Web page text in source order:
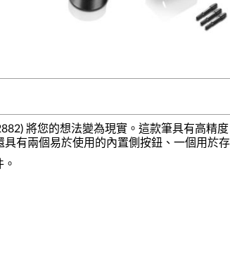
將您的想法變為現實。這款筆具有高
有兩個易於使用的內置側按鈕、一個用於